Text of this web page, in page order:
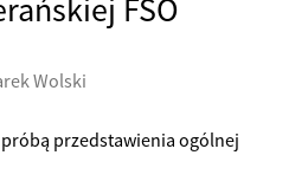
FSO
Wolski
przedstawienia ogólnej